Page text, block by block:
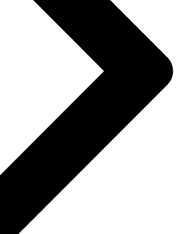
Heilbronn
Heilbronn
für Ärzte und Heilberufe
für gemeinnützige Gesellschaften (NPOs)
& Abrechnung